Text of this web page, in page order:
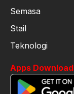
Semasa
Stail
Teknologi
Apps Download